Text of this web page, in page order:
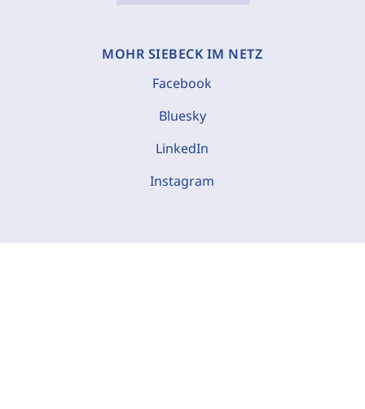
MOHR SIEBECK IM NETZ
Facebook
Bluesky
LinkedIn
Instagram